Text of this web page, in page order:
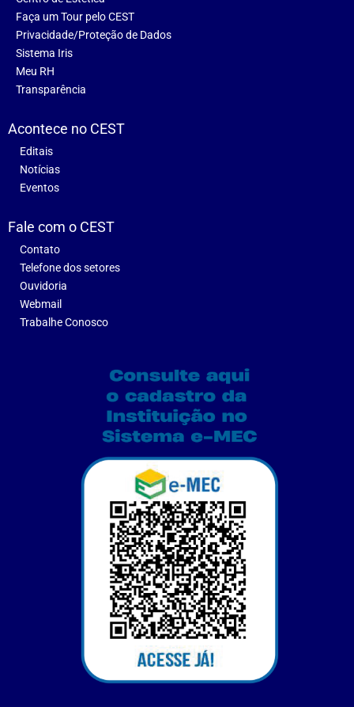
Faça um Tour pelo CEST
Privacidade/Proteção de Dados
Sistema Iris
Meu RH
Transparência
Acontece no CEST
Editais
Notícias
Eventos
Fale com o CEST
Contato
Telefone dos setores
Ouvidoria
Webmail
Trabalhe Conosco